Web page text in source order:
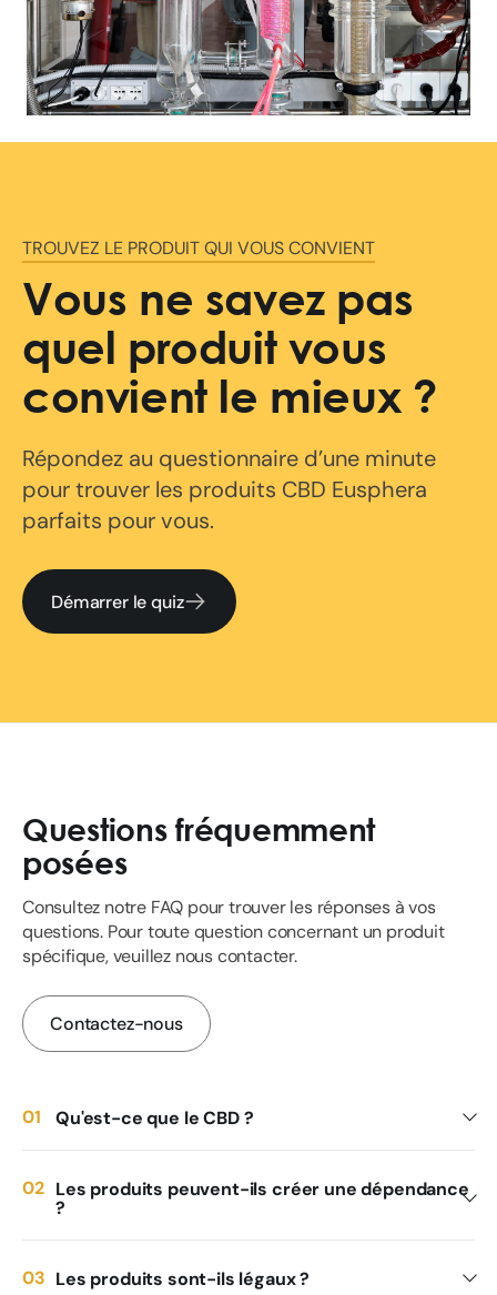
TROUVEZ LE PRODUIT QUI VOUS CONVIENT
Vous ne savez pas
quel produit vous
convient le mieux ?
Répondez au questionnaire d’une minute
pour trouver les produits CBD Eusphera
parfaits pour vous.
Démarrer le quiz
Questions fréquemment
posées
Consultez notre FAQ pour trouver les réponses à vos
questions. Pour toute question concernant un produit
spécifique, veuillez nous contacter.
Contactez-nous
Qu'est-ce que le CBD ?
Les produits peuvent-ils créer une dépendance
?
Les produits sont-ils légaux ?